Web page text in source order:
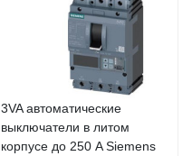
3VA автоматические
выключатели в литом
корпусе до 250 A Siemens